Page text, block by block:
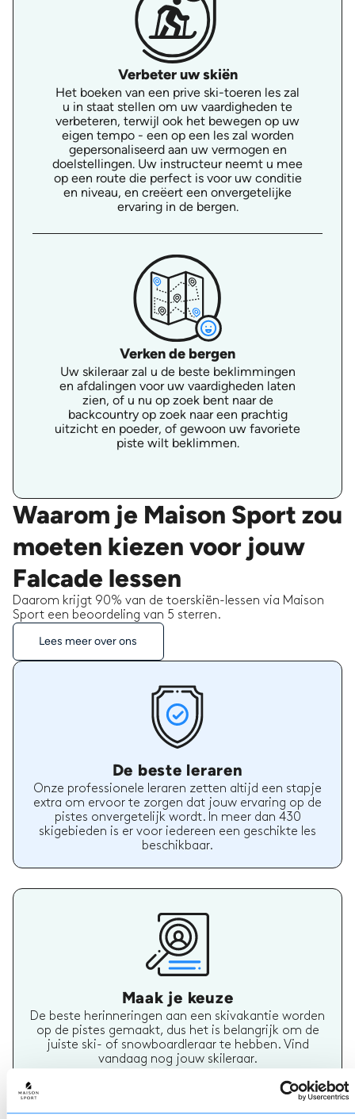
Verbeter uw skiën
Het boeken van een prive ski-toeren les zal
u in staat stellen om uw vaardigheden te
verbeteren, terwijl ook het bewegen op uw
eigen tempo - een op een les zal worden
gepersonaliseerd aan uw vermogen en
doelstellingen. Uw instructeur neemt u mee
op een route die perfect is voor uw conditie
en niveau, en creëert een onvergetelijke
ervaring in de bergen.
Verken de bergen
Uw skileraar zal u de beste beklimmingen
en afdalingen voor uw vaardigheden laten
zien, of u nu op zoek bent naar de
backcountry op zoek naar een prachtig
uitzicht en poeder, of gewoon uw favoriete
piste wilt beklimmen.
Waarom je Maison Sport zou
moeten kiezen voor jouw
Falcade lessen
Daarom krijgt 90% van de toerskiën-lessen via Maison
Sport een beoordeling van 5 sterren.
Lees meer over ons
De beste leraren
Onze professionele leraren zetten altijd een stapje
extra om ervoor te zorgen dat jouw ervaring op de
pistes onvergetelijk wordt. In meer dan 430
skigebieden is er voor iedereen een geschikte les
beschikbaar.
Maak je keuze
De beste herinneringen aan een skivakantie worden
op de pistes gemaakt, dus het is belangrijk om de
juiste ski- of snowboardleraar te hebben. Vind
vandaag nog jouw skileraar.